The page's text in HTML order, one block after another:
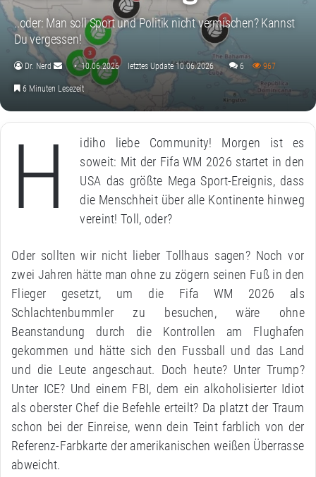
..oder: Man soll Sport und Politik nicht vermischen? Kannst
Du vergessen!
Dr. Nerd
Sende
10.06.2026 letztes Update 10.06.2026 6 967
6 Minuten Lesezeit
H
idiho liebe Community! Morgen ist es
soweit: Mit der Fifa WM 2026 startet in den
USA das größte Mega Sport-Ereignis, dass
die Menschheit über alle Kontinente hinweg
vereint! Toll, oder?
Oder sollten wir nicht lieber Tollhaus sagen? Noch vor
zwei Jahren hätte man ohne zu zögern seinen Fuß in den
Flieger gesetzt, um die Fifa WM 2026 als
Schlachtenbummler zu besuchen, wäre ohne
Beanstandung durch die Kontrollen am Flughafen
gekommen und hätte sich den Fussball und das Land
und die Leute angeschaut. Doch heute? Unter Trump?
Unter ICE? Und einem FBI, dem ein alkoholisierter Idiot
als oberster Chef die Befehle erteilt? Da platzt der Traum
schon bei der Einreise, wenn dein Teint farblich von der
Referenz-Farbkarte der amerikanischen weißen Überrasse
abweicht.